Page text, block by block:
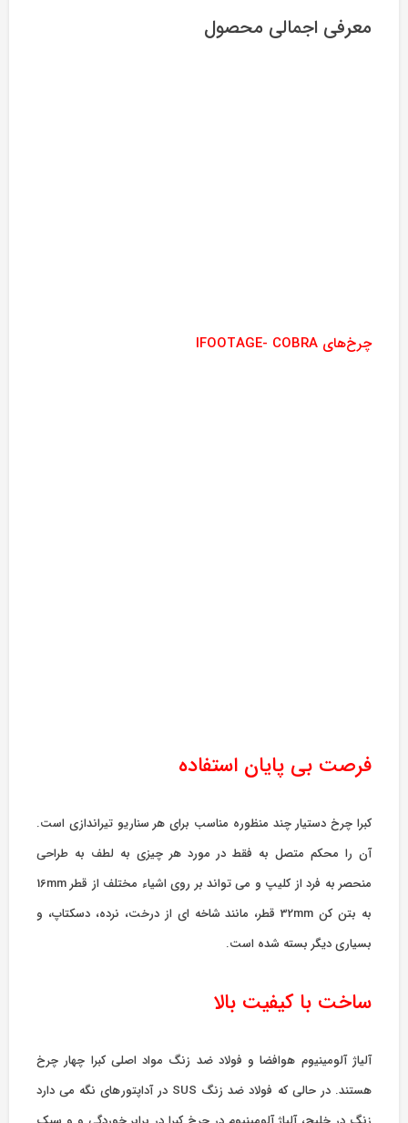
معرفی اجمالی محصول
چرخ‌های IFOOTAGE- COBRA
فرصت بی پایان استفاده
کبرا چرخ دستیار چند منظوره مناسب برای هر سناریو تیراندازی است.
آن را محکم متصل به فقط در مورد هر چیزی به لطف به طراحی
منحصر به فرد از کلیپ و می تواند بر روی اشیاء مختلف از قطر 16mm
به بتن کن 32mm قطر، مانند شاخه ای از درخت، نرده، دسکتاپ، و
بسیاری دیگر بسته شده است.
ساخت با کیفیت بالا
آلیاژ آلومینیوم هوافضا و فولاد ضد زنگ مواد اصلی کبرا چهار چرخ
هستند. در حالی که فولاد ضد زنگ SUS در آداپتورهای نگه می دارد